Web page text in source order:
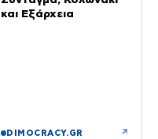
και Εξάρχεια
DIMOCRACY.GR ↗